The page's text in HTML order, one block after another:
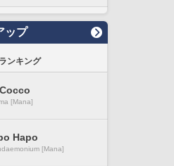
ップ
ンキング
[Mana]
Hapo
[Mana]